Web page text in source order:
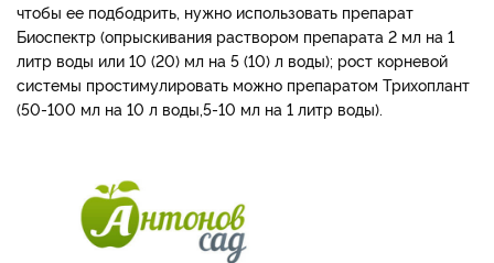
чтобы ее подбодрить, нужно использовать препарат
Биоспектр (опрыскивания раствором препарата 2 мл на 1
литр воды или 10 (20) мл на 5 (10) л воды); рост корневой
системы простимулировать можно препаратом Трихоплант
(50-100 мл на 10 л воды,5-10 мл на 1 литр воды).